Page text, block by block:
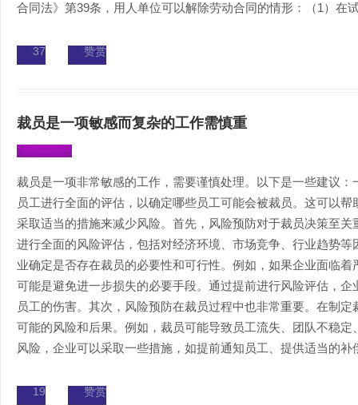
合同法》第39条，用人单位可以解除劳动合同的情形：（1）在
37 赞赏
裁员是一项敏感而复杂的工作需慎重
裁员是一项非常敏感的工作，需要谨慎处理。以下是一些建议
员工进行全面的评估，以确定哪些员工可能会被裁员。这可以
采取适当的措施来减少风险。首先，风险预防对于裁员决策至
进行全面的风险评估，包括对经济环境、市场竞争、行业趋势
业确定是否存在裁员的必要性和可行性。例如，如果企业面临
可能是避免进一步损失的必要手段。通过提前进行风险评估，
员工的伤害。其次，风险预防在裁员过程中也非常重要。在制
可能的风险和后果。例如，裁员可能导致员工流失、团队不稳
风险，企业可以采取一些措施，如提前通知员工、提供适当的补
19 赞赏